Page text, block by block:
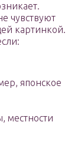
чувствуют
картинкой.
японское
местности